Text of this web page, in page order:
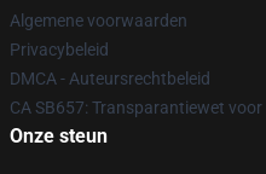
Algemene voorwaarden
Privacybeleid
DMCA - Auteursrechtbeleid
CA SB657: Transparantiewet
Onze steun